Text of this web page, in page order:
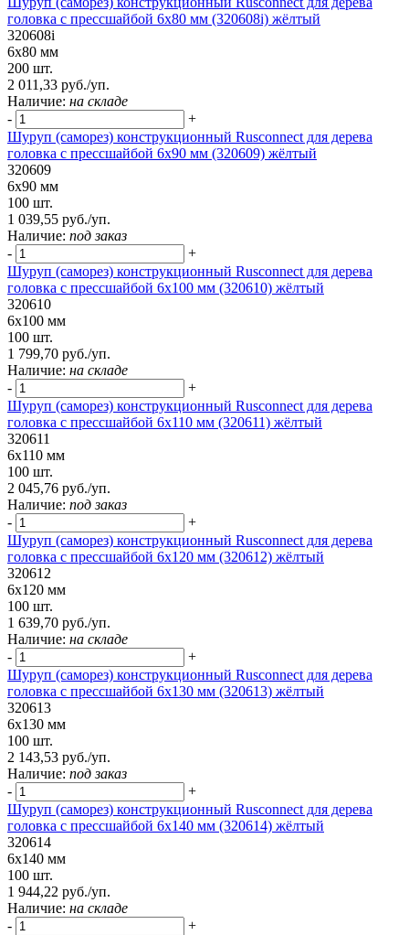
головка с прессшайбой 6х80 мм (320608i) жёлтый
320608i
6х80 мм
200 шт.
2 011,33 руб./уп.
Наличие: на складе
-
+
Шуруп (саморез) конструкционный Rusconnect для дерева
головка с прессшайбой 6х90 мм (320609) жёлтый
320609
6х90 мм
100 шт.
1 039,55 руб./уп.
Наличие: под заказ
-
+
Шуруп (саморез) конструкционный Rusconnect для дерева
головка с прессшайбой 6х100 мм (320610) жёлтый
320610
6х100 мм
100 шт.
1 799,70 руб./уп.
Наличие: на складе
-
+
Шуруп (саморез) конструкционный Rusconnect для дерева
головка с прессшайбой 6х110 мм (320611) жёлтый
320611
6х110 мм
100 шт.
2 045,76 руб./уп.
Наличие: под заказ
-
+
Шуруп (саморез) конструкционный Rusconnect для дерева
головка с прессшайбой 6х120 мм (320612) жёлтый
320612
6х120 мм
100 шт.
1 639,70 руб./уп.
Наличие: на складе
-
+
Шуруп (саморез) конструкционный Rusconnect для дерева
головка с прессшайбой 6х130 мм (320613) жёлтый
320613
6х130 мм
100 шт.
2 143,53 руб./уп.
Наличие: под заказ
-
+
Шуруп (саморез) конструкционный Rusconnect для дерева
головка с прессшайбой 6х140 мм (320614) жёлтый
320614
6х140 мм
100 шт.
1 944,22 руб./уп.
Наличие: на складе
-
+